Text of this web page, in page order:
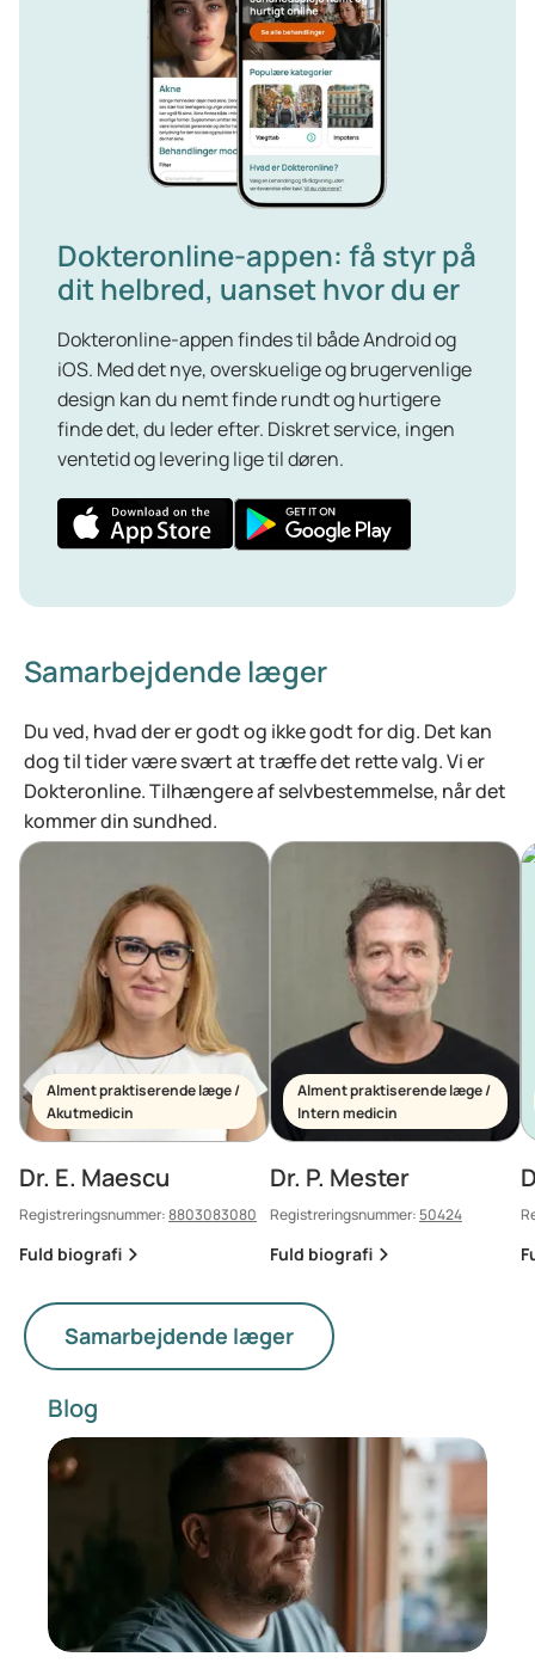
Dokteronline-appen: få styr på
dit helbred, uanset hvor du er
Dokteronline-appen findes til både Android og
iOS. Med det nye, overskuelige og brugervenlige
design kan du nemt finde rundt og hurtigere
finde det, du leder efter. Diskret service, ingen
ventetid og levering lige til døren.
Samarbejdende læger
Du ved, hvad der er godt og ikke godt for dig. Det kan
dog til tider være svært at træffe det rette valg. Vi er
Dokteronline. Tilhængere af selvbestemmelse, når det
kommer din sundhed.
Alment praktiserende læge /
Akutmedicin
Dr. E. Maescu
Registreringsnummer:8803083080
Fuld biografi
Alment praktiserende læge /
Intern medicin
Dr. P. Mester
Registreringsnummer:50424
Fuld biografi
Samarbejdende læger
Blog